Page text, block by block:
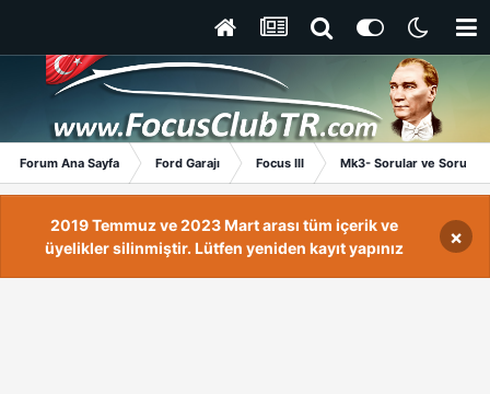
Forum Ana Sayfa Ford Garajı Focus III Mk3- Sorular ve Sorunlar
2019 Temmuz ve 2023 Mart arası tüm içerik ve
üyelikler silinmiştir. Lütfen yeniden kayıt yapınız
×